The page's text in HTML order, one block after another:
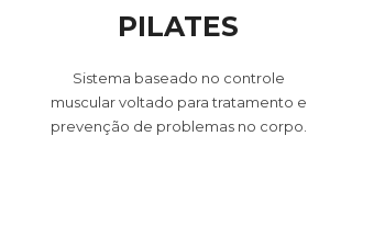
PILATES
Sistema baseado no controle
muscular voltado para tratamento e
prevenção de problemas no corpo.